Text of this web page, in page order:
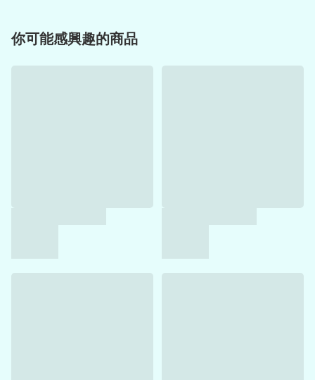
你可能感興趣的商品